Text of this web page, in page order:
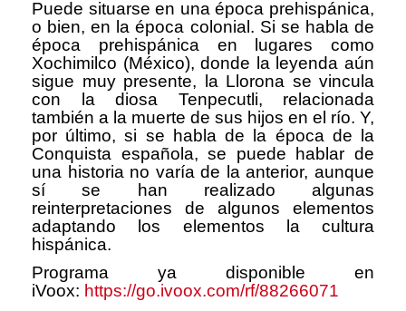
Puede situarse en una época prehispánica,
o bien, en la época colonial. Si se habla de
época prehispánica en lugares como
Xochimilco (México), donde la leyenda aún
sigue muy presente, la Llorona se vincula
con la diosa Tenpecutli, relacionada
también a la muerte de sus hijos en el río. Y,
por último, si se habla de la época de la
Conquista española, se puede hablar de
una historia no varía de la anterior, aunque
sí se han realizado algunas
reinterpretaciones de algunos elementos
adaptando los elementos la cultura
hispánica.
Programa ya disponible en
iVoox: https://go.ivoox.com/rf/88266071